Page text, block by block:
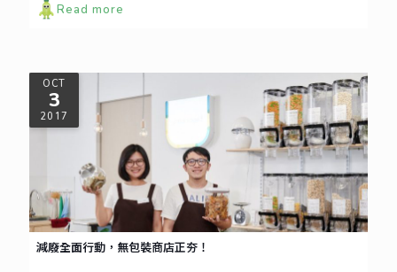
Read more
OCT
3
2017
減廢全面行動，無包裝商店正夯！